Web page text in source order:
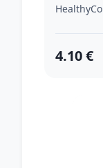
HealthyCo
4.10 €